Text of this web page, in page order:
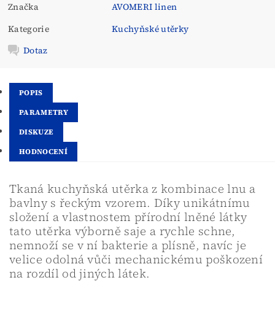
Značka
AVOMERI linen
Kategorie
Kuchyňské utěrky
Dotaz
POPIS
PARAMETRY
DISKUZE
HODNOCENÍ
Tkaná kuchyňská utěrka z kombinace lnu a
bavlny s řeckým vzorem. Díky unikátnímu
složení a vlastnostem přírodní lněné látky
tato utěrka výborně saje a rychle schne,
nemnoží se v ní bakterie a plísně, navíc je
velice odolná vůči mechanickému poškození
na rozdíl od jiných látek.